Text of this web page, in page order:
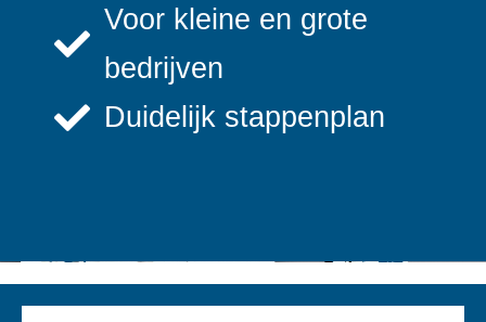
Voor kleine en grote
bedrijven
Duidelijk stappenplan